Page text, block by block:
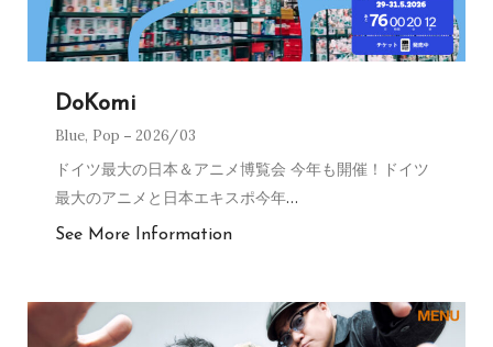
DoKomi
Blue, Pop 2026/03
ドイツ最大の日本＆アニメ博覧会 今年も開催！ドイツ
最大のアニメと日本エキスポ今年…
See More Information